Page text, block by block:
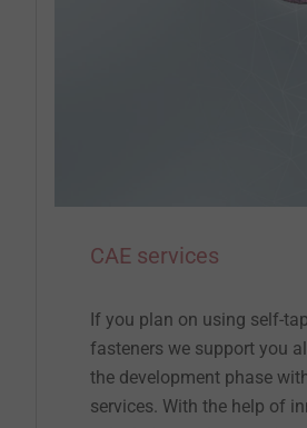
CAE services
If you plan on using self-
fasteners we support you
the development phase
services. With the help of